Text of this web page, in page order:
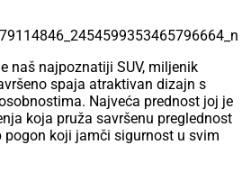
naš najpoznatiji SUV, miljenik
spaja atraktivan dizajn s
Najveća prednost joj je
koja pruža savršenu preglednost
pogon koji jamči sigurnost u svim